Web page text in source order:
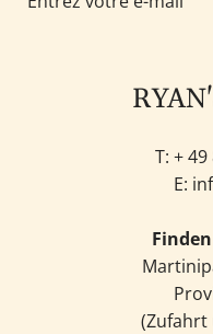
T: +49
E:
(Zufahrt